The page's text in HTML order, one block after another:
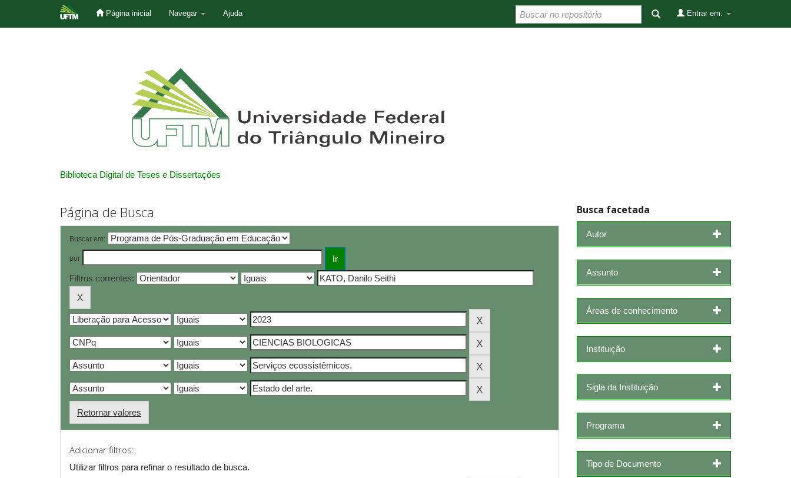
Página inicial Navegar Ajuda Entrar em:
Biblioteca Digital de Teses e Dissertações
Página de Busca
Buscar em:
por
Filtros correntes:
Retornar valores
Adicionar filtros:
Utilizar filtros para refinar o resultado de busca.
Busca facetada
Autor
Assunto
Áreas de conhecimento
Instituição
Sigla da Instituição
Programa
Tipo de Documento